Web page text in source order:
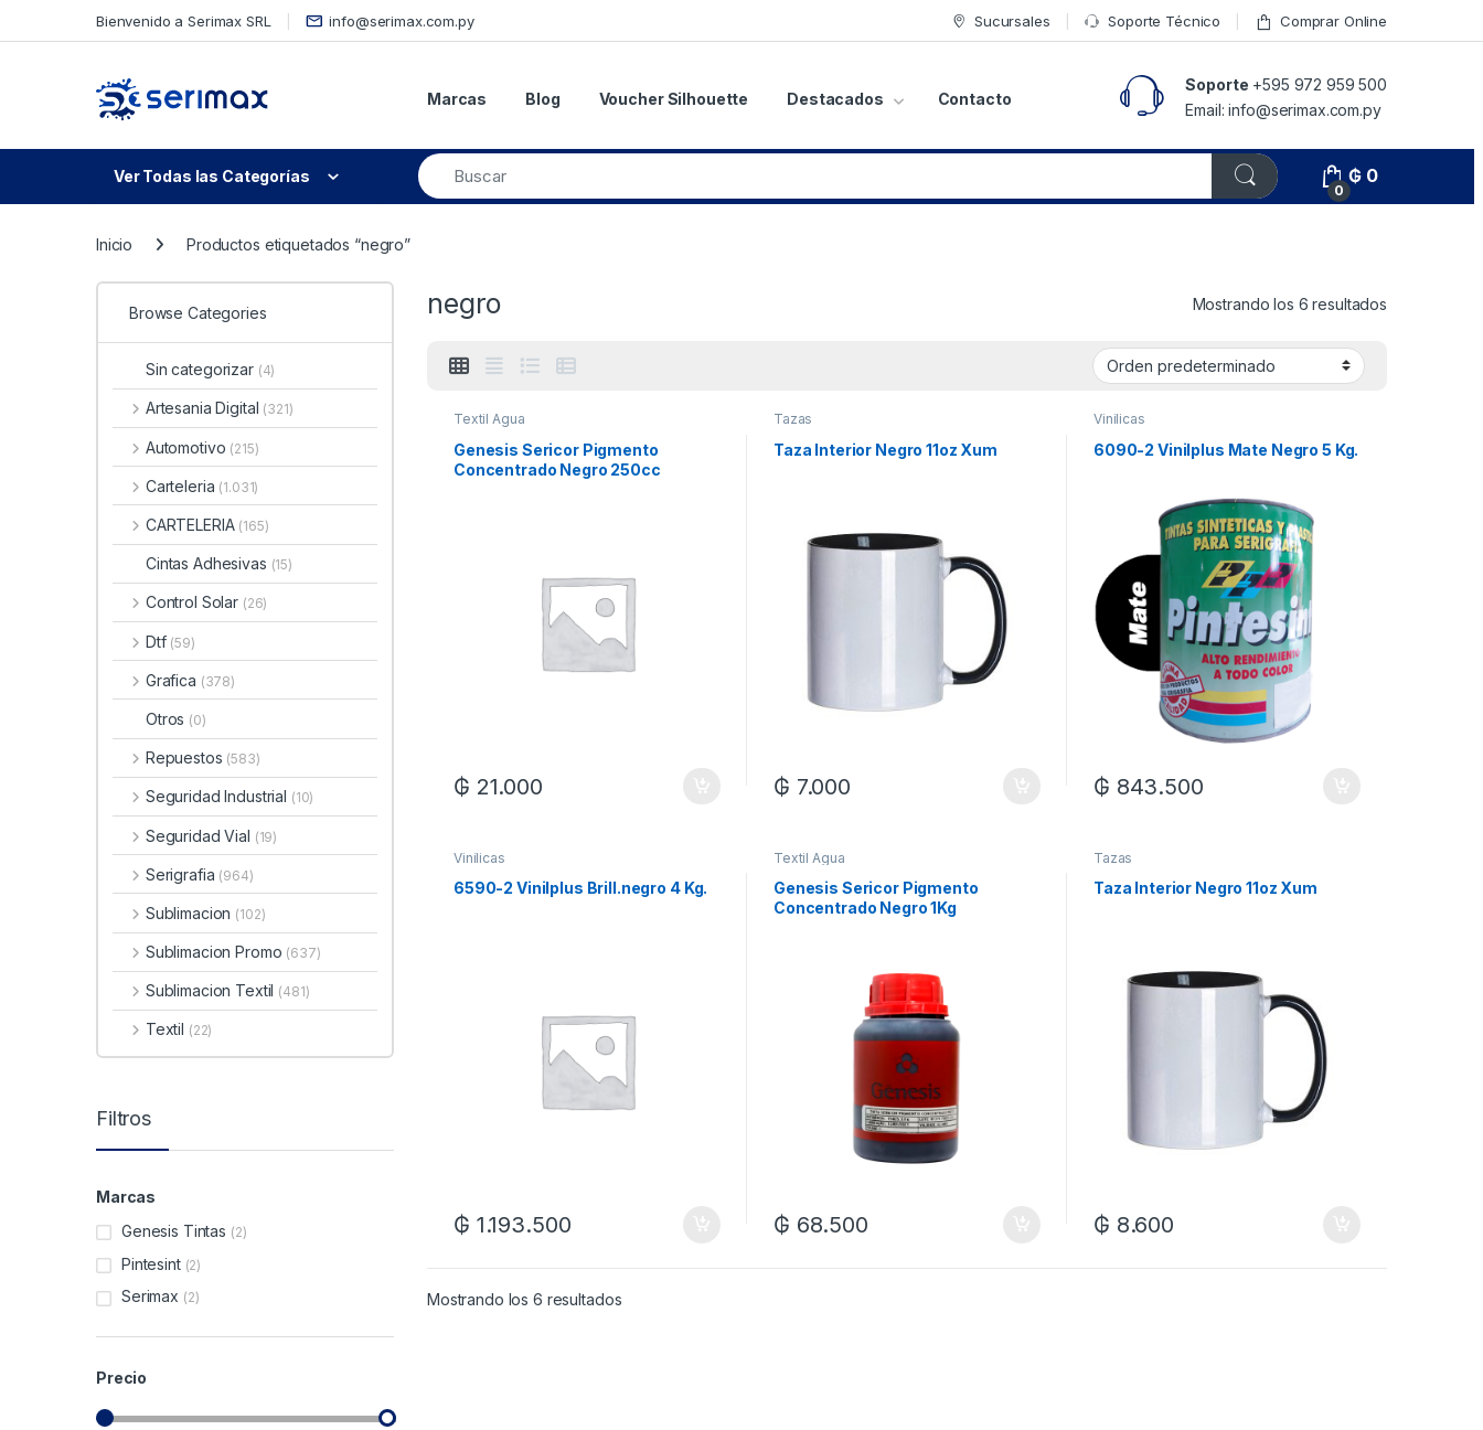
Bienvenido a Serimax SRL info@serimax.com.py Sucursales Soporte Técnico Comprar Online
Marcas Blog Voucher Silhouette Destacados Contacto
Soporte +595 972 959 500
Email: info@serimax.com.py
Ver Todas las Categorías
0
₲ 0
Inicio Productos etiquetados “negro”
negro Mostrando los 6 resultados
Textil Agua
Genesis Sericor Pigmento
Concentrado Negro 250cc
₲ 21.000
Tazas
Taza Interior Negro 11oz Xum
₲ 7.000
Vinilicas
6090-2 Vinilplus Mate Negro 5 Kg.
₲ 843.500
Vinilicas
6590-2 Vinilplus Brill.negro 4 Kg.
₲ 1.193.500
Textil Agua
Genesis Sericor Pigmento
Concentrado Negro 1Kg
₲ 68.500
Tazas
Taza Interior Negro 11oz Xum
₲ 8.600
Mostrando los 6 resultados
Browse Categories
Sin categorizar (4)
Artesania Digital (321)
Automotivo (215)
Carteleria (1.031)
CARTELERIA (165)
Cintas Adhesivas (15)
Control Solar (26)
Dtf (59)
Grafica (378)
Otros (0)
Repuestos (583)
Seguridad Industrial (10)
Seguridad Vial (19)
Serigrafia (964)
Sublimacion (102)
Sublimacion Promo (637)
Sublimacion Textil (481)
Textil (22)
Filtros
Marcas
Genesis Tintas (2)
Pintesint (2)
Serimax (2)
Precio